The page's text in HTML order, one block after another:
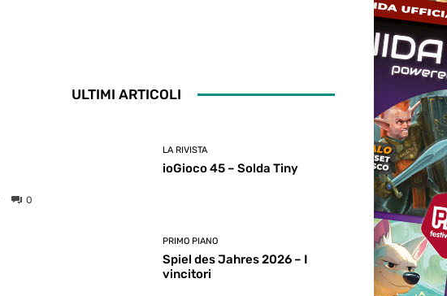
0
ULTIMI ARTICOLI
LA RIVISTA
ioGioco 45 – Solda Tiny
PRIMO PIANO
Spiel des Jahres 2026 – I
vincitori